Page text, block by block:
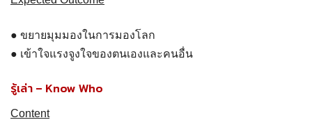
● ขยายมุมมองในการมองโลก
● เข้าใจแรงจูงใจของตนเองและคนอื่น
รู้เล่า – Know Who
Content